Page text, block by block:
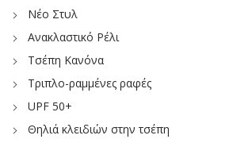
Νέο Στυλ
Ανακλαστικό Ρέλι
Τσέπη Κανόνα
Τριπλο-ραμμένες ραφές
UPF 50+
Θηλιά κλειδιών στην τσέπη